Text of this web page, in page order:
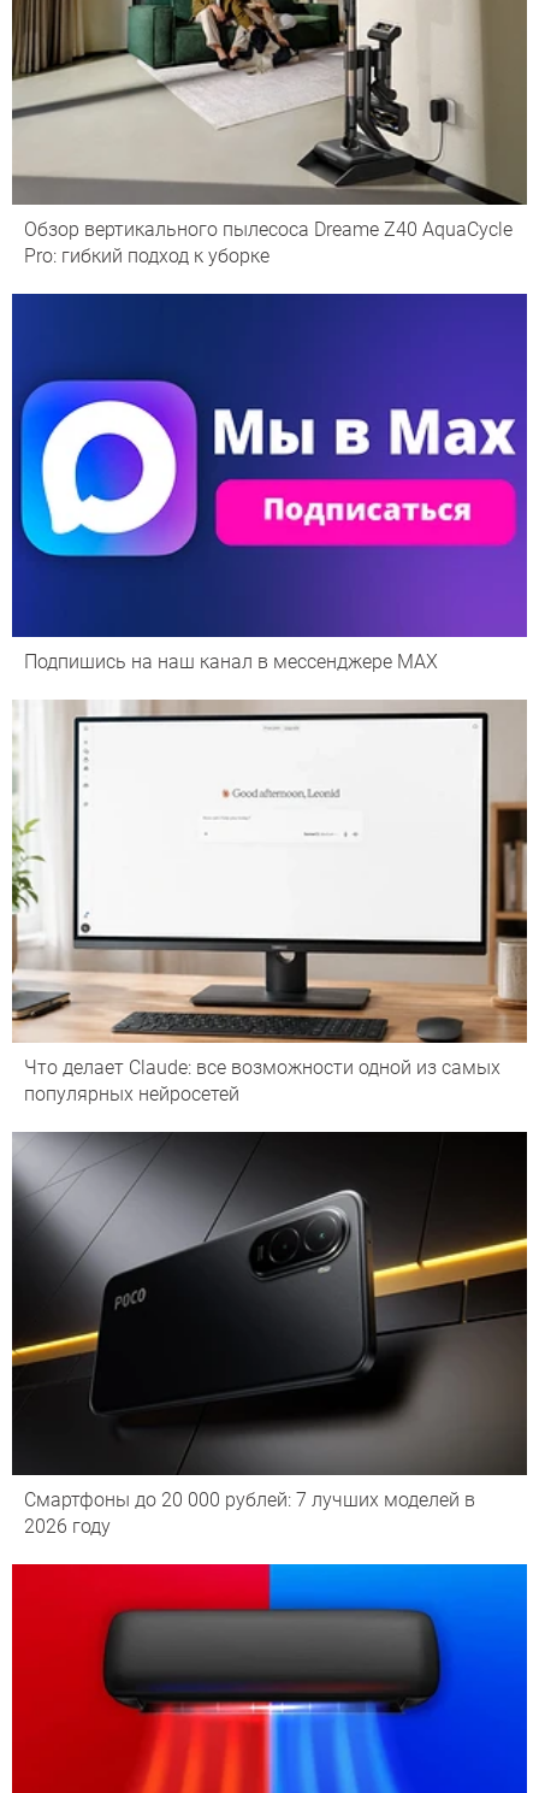
Обзор вертикального пылесоса Dreame Z40 AquaCycle
Pro: гибкий подход к уборке
Подпишись на наш канал в мессенджере МАХ
Что делает Сlaude: все возможности одной из самых
популярных нейросетей
Смартфоны до 20 000 рублей: 7 лучших моделей в
2026 году